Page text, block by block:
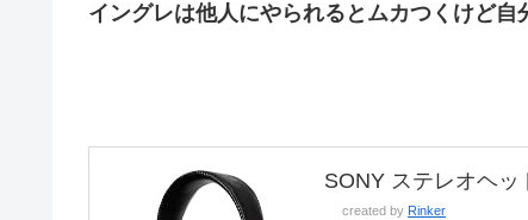
イングレは他人にやられるとムカつくけど
SONY ステレオヘ
created by Rinker